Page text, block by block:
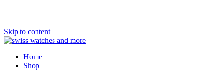
Skip to content
Swiss Watches and More
Home
Shop